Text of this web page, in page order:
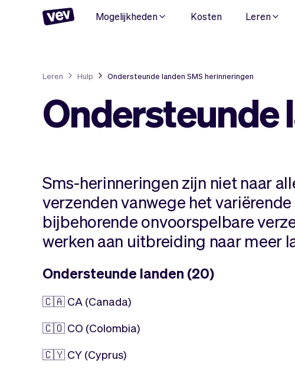
Mogelijkheden Kosten Leren
Leren Hulp Ondersteunde landen SMS herinneringen
Ondersteunde
Sms-herinneringen zijn niet naar
verzenden vanwege het
bijbehorende onvoorspelbare
werken aan uitbreiding naar meer
Ondersteunde landen (20)
🇨🇦 CA (Canada)
🇨🇴 CO (Colombia)
🇨🇾 CY (Cyprus)